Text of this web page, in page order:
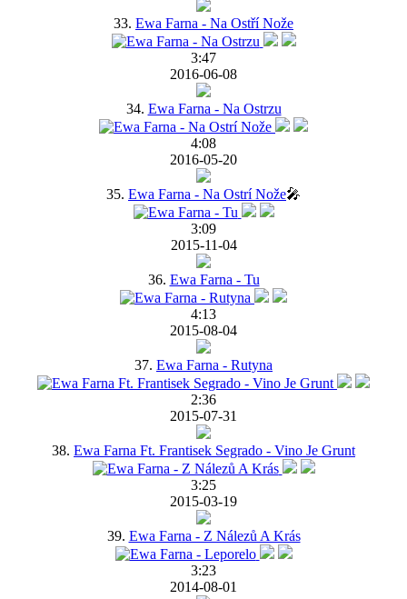
33. Ewa Farna - Na Ostří Nože
3:47
2016-06-08
34. Ewa Farna - Na Ostrzu
4:08
2016-05-20
35. Ewa Farna - Na Ostrí Nože🎤
3:09
2015-11-04
36. Ewa Farna - Tu
4:13
2015-08-04
37. Ewa Farna - Rutyna
2:36
2015-07-31
38. Ewa Farna Ft. Frantisek Segrado - Vino Je Grunt
3:25
2015-03-19
39. Ewa Farna - Z Nálezů A Krás
3:23
2014-08-01